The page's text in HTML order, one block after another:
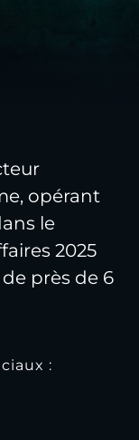
opérant
le
2025
près de 6
: